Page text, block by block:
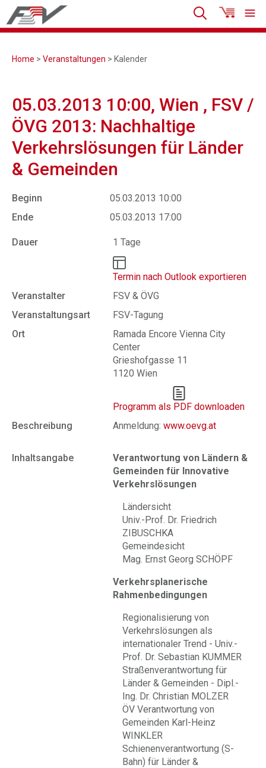
Home > Veranstaltungen > Kalender
05.03.2013 10:00, Wien , FSV /
ÖVG 2013: Nachhaltige
Verkehrslösungen für Länder
& Gemeinden
Beginn
05.03.2013 10:00
Ende
05.03.2013 17:00
Dauer 1 Tage
Termin nach Outlook exportieren
Veranstalter
FSV & ÖVG
Veranstaltungsart
FSV-Tagung
Ort
Ramada Encore Vienna City
Center
Grieshofgasse 11
1120 Wien
Programm als PDF downloaden
Beschreibung
Anmeldung: www.oevg.at
Inhaltsangabe
Verantwortung von Ländern &
Gemeinden für Innovative
Verkehrslösungen
Ländersicht
Univ.-Prof. Dr. Friedrich
ZIBUSCHKA
Gemeindesicht
Mag. Ernst Georg SCHÖPF
Verkehrsplanerische
Rahmenbedingungen
Regionalisierung von
Verkehrslösungen als
internationaler Trend - Univ.-
Prof. Dr. Sebastian KUMMER
Straßenverantwortung für
Länder & Gemeinden - Dipl.-
Ing. Dr. Christian MOLZER
ÖV Verantwortung von
Gemeinden Karl-Heinz
WINKLER
Schienenverantwortung (S-
Bahn) für Länder &